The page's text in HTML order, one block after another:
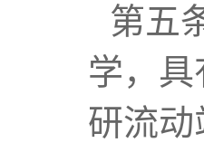
第五
学，
研流